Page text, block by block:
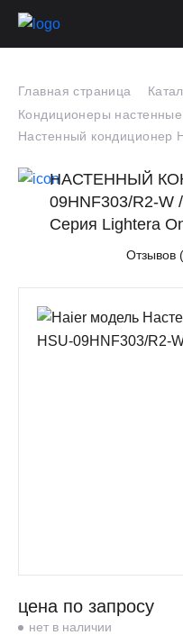
Главная страница
Кондиционеры
Настенный кондиционер
НАСТЕННЫЙ
09HNF303/R2-W
Серия Lightera
Отзывов
цена по запросу
нет в наличии